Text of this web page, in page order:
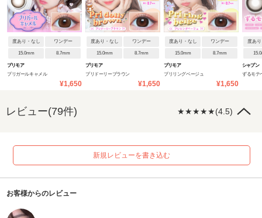
度あり・なし ワンデー
15.0mm 8.7mm
プリモア
プリガールキャメル
¥1,650
度あり・なし ワンデー
15.0mm 8.7mm
プリモア
プリドーリーブラウン
¥1,650
度あり・なし ワンデー
15.0mm 8.7mm
プリモア
プリリングベージュ
¥1,650
度あ
シャプン
ずるモテ
レビュー(79件) ★★★★★(4.5)
新規レビューを書き込む
お客様からのレビュー